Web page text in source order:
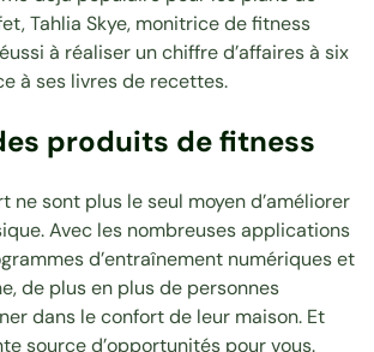
Tahlia Skye, monitrice de fitness
à réaliser un chiffre d’affaires à six
à ses livres de recettes.
produits de fitness
ne sont plus le seul moyen d’améliorer
Avec les nombreuses applications
d’entraînement numériques et
de plus en plus de personnes
dans le confort de leur maison. Et
source d’opportunités pour vous.